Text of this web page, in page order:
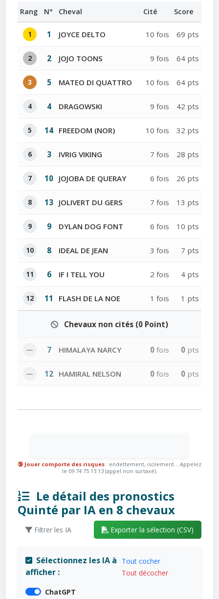
Rang N° Cheval Cité Score
1 1 JOYCE DELTO 10 fois 69 pts
2 2 JOJO TOONS 9 fois 64 pts
3 5 MATEO DI QUATTRO 10 fois 64 pts
4 4 DRAGOWSKI 9 fois 42 pts
5 14 FREEDOM (NOR) 10 fois 32 pts
6 3 IVRIG VIKING 7 fois 28 pts
7 10 JOJOBA DE QUERAY 6 fois 26 pts
8 13 JOLIVERT DU GERS 7 fois 13 pts
9 9 DYLAN DOG FONT 6 fois 10 pts
10 8 IDEAL DE JEAN 3 fois 7 pts
11 6 IF I TELL YOU 2 fois 4 pts
12 11 FLASH DE LA NOE 1 fois 1 pts
Chevaux non cités (0 Point)
— 7 HIMALAYA NARCY 0 fois 0 pts
— 12 HAMIRAL NELSON 0 fois 0 pts
🔞 Jouer comporte des risques : endettement, isolement... Appelez
le 09 74 75 13 13 (appel non surtaxé).
Le détail des pronostics
Quinté par IA en 8 chevaux
Filtrer les IA Exporter la sélection (CSV)
Sélectionnez les IA à
afficher :
Tout cocher
Tout décocher
ChatGPT